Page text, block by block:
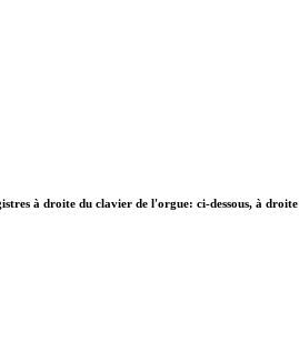
à droite du clavier de l'orgue: ci-dessous, à droite